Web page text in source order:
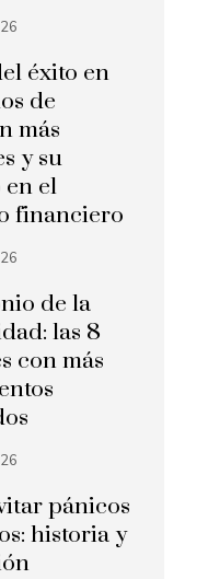
éxito en
de
más
y su
en el
financiero
de la
las 8
con más
pánicos
historia y